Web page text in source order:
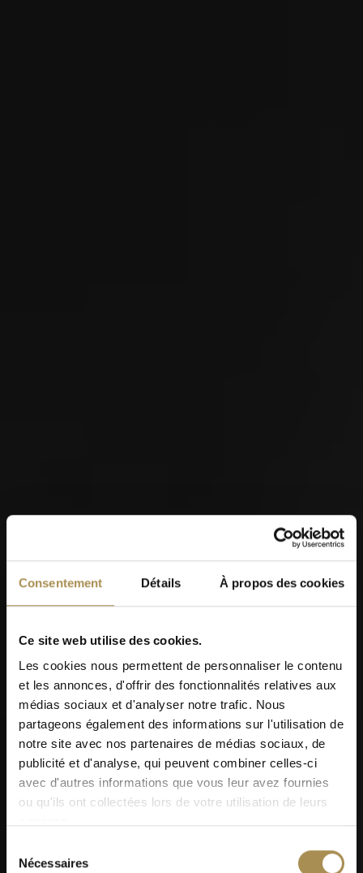
Consentement Détails À propos des cookies
Ce site web utilise des cookies.
Les cookies nous permettent de personnaliser le contenu
et les annonces, d'offrir des fonctionnalités relatives aux
médias sociaux et d'analyser notre trafic. Nous
partageons également des informations sur l'utilisation de
notre site avec nos partenaires de médias sociaux, de
publicité et d'analyse, qui peuvent combiner celles-ci
avec d'autres informations que vous leur avez fournies
ou qu'ils ont collectées lors de votre utilisation de leurs
Nécessaires